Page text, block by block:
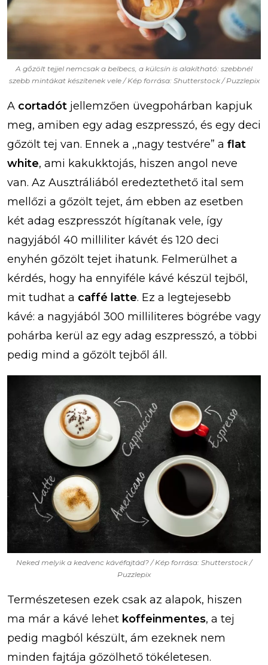
A gőzölt tejjel nemcsak a belbecs, a külcsín is alakítható: szebbnél
szebb mintákat készítenek vele / Kép forrása: Shutterstock / Puzzlepix
A cortadót jellemzően üvegpohárban kapjuk
meg, amiben egy adag eszpresszó, és egy deci
gőzölt tej van. Ennek a ,,nagy testvére” a flat
white, ami kakukktojás, hiszen angol neve
van. Az Ausztráliából eredeztethető ital sem
mellőzi a gőzölt tejet, ám ebben az esetben
két adag eszpresszót hígítanak vele, így
nagyjából 40 milliliter kávét és 120 deci
enyhén gőzölt tejet ihatunk. Felmerülhet a
kérdés, hogy ha ennyiféle kávé készül tejből,
mit tudhat a caffé latte. Ez a legtejesebb
kávé: a nagyjából 300 milliliteres bögrébe vagy
pohárba kerül az egy adag eszpresszó, a többi
pedig mind a gőzölt tejből áll.
Neked melyik a kedvenc kávéfajtád? / Kép forrása: Shutterstock /
Puzzlepix
Természetesen ezek csak az alapok, hiszen
ma már a kávé lehet koffeinmentes, a tej
pedig magból készült, ám ezeknek nem
minden fajtája gőzölhető tökéletesen.